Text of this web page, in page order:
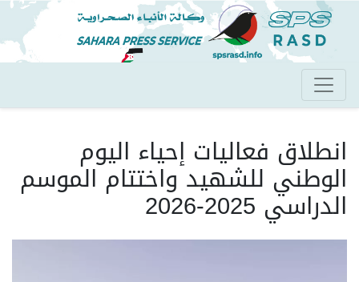
تجاوز
إلى
المحتوى
الرئيسي
انطلاق فعاليات إحياء اليوم
الوطني للشهيد واختتام الموسم
الدراسي 2025-2026